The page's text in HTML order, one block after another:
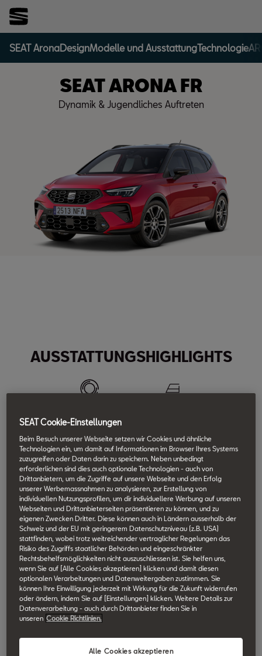
SEAT AronaDesignModelle und AusstattungTechnologie
SEAT ARONA FR
Dynamik & Jugendliches Auftreten
AUSSTATTUNGSHIGHLIGHTS
VOLL-LED-
SCHEINWERFER
Sportliche
Schalensitze
Climatronic Geschwindigkeitsregelanlage
und
Geschwindigkeitsbegrenzer
(ACC)
Rückfahrkamera
Einparkhilfe
SEAT Cookie-Einstellungen
Beim Besuch unserer Webseite setzen wir Cookies und ähnliche
Technologien ein, um damit auf Informationen im Browser Ihres Systems
zuzugreifen oder Daten darin zu speichern. Neben unbedingt
erforderlichen sind dies auch optionale Technologien - auch von
Drittanbietern, um die Zugriffe auf unsere Webseite und den Erfolg
unserer Werbemassnahmen zu analysieren, zur Erstellung von
individuellen Nutzungsprofilen, um dir individuellere Werbung auf unseren
Webseiten und Drittanbieterseiten präsentieren zu können, und zu
eigenen Zwecken Dritter. Diese können auch in Ländern ausserhalb der
Schweiz und der EU mit geringerem Datenschutzniveau (z.B. USA)
stattfinden, wobei trotz weitreichender vertraglicher Regelungen das
Risiko des Zugriffs staatlicher Behörden und eingeschränkter
Rechtsbehelfsmöglichkeiten nicht auszuschliessen ist. Sie helfen uns,
wenn Sie auf [Alle Cookies akzeptieren] klicken und damit diesen
optionalen Verarbeitungen und Datenweitergaben zustimmen. Sie
können Ihre Einwilligung jederzeit mit Wirkung für die Zukunft widerrufen
oder ändern, indem Sie auf [Einstellungen] klicken. Weitere Details zur
Datenverarbeitung - auch durch Drittanbieter finden Sie in
unseren Cookie Richtlinien.
Alle Cookies akzeptieren